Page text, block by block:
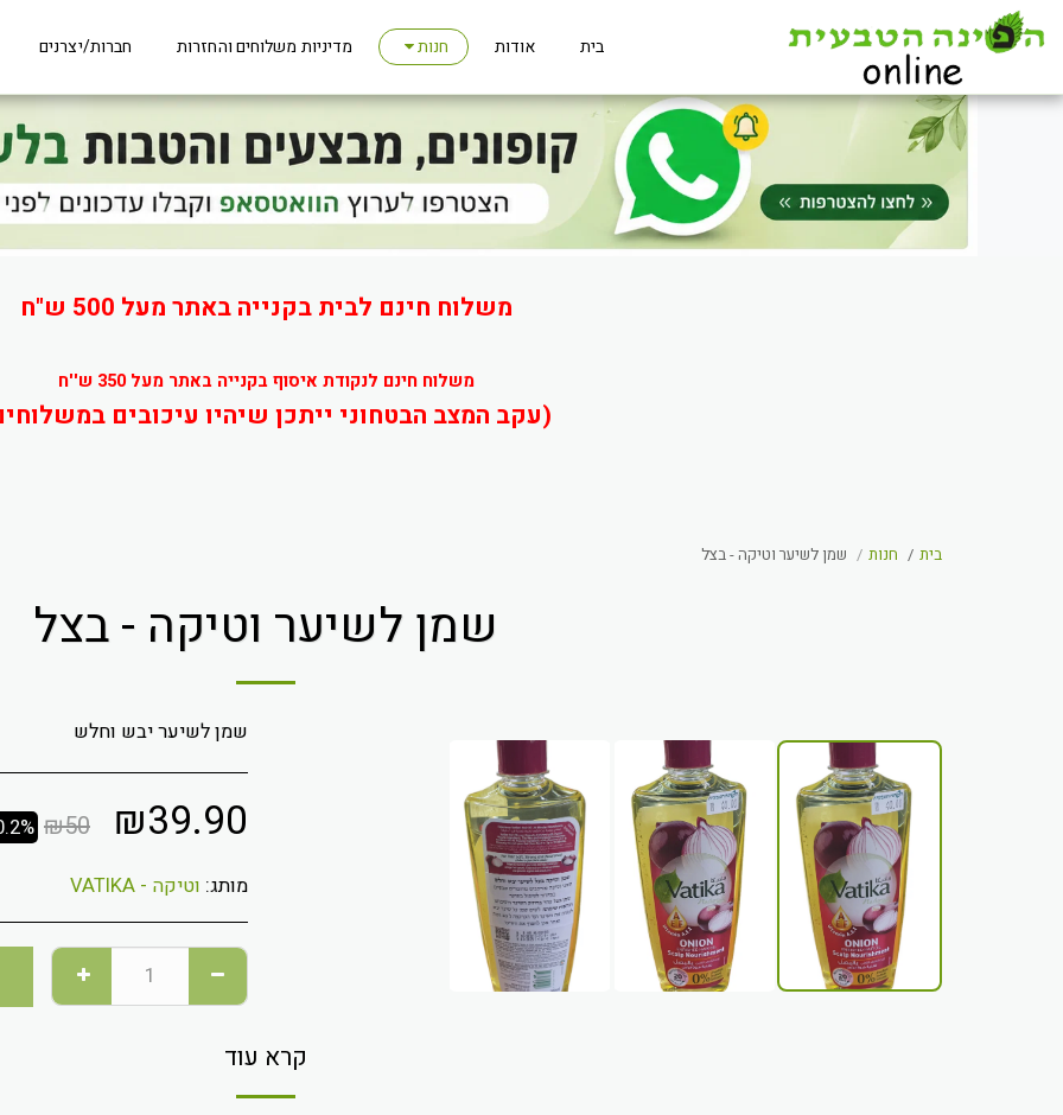
משלוח חינם לבית בקנייה באתר מעל 500 ש"ח
משלוח חינם לנקודת איסוף בקנייה באתר מעל 350 ש''ח
(עקב המצב הבטחוני ייתכן שיהיו עיכובים
בית אודות חנות מדיניות משלוחים והחזרות חברות/יצרנים
בית חנות שמן לשיער וטיקה - בצל
שמן לשיער וטיקה - בצל
אזל מהמלאי
שמן לשיער יבש וחלש
₪39.90
₪50
מותג: וטיקה - VATIKA
קרא עוד